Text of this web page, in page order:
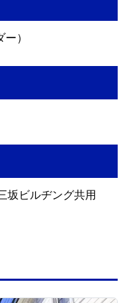
）
坂ビルヂング共用